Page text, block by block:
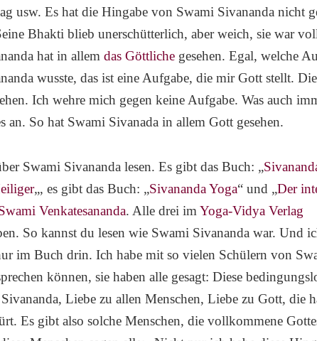
usw. Es hat die Hingabe von Swami Sivananda nicht
Bhakti blieb unerschütterlich, aber weich, sie war
hat in allemdas Göttliche gesehen. Egal, welche
wusste, das ist eine Aufgabe, die mir Gott stellt.
Ich wehre mich gegen keine Aufgabe. Was auch
an. So hat Swami Sivanada in allem Gott gesehen.
Swami Sivananda lesen. Es gibt das Buch: „
„, es gibt das Buch: „Sivananda Yoga“ und „Der
Venkatesananda. Alle drei imYoga-Vidya Verlag
So kannst du lesen wie Swami Sivananda war. Und
im Buch drin. Ich habe mit so vielen Schülern von
können, sie haben alle gesagt: Diese
Liebe zu allen Menschen, Liebe zu Gott, die
Es gibt also solche Menschen, die vollkommene